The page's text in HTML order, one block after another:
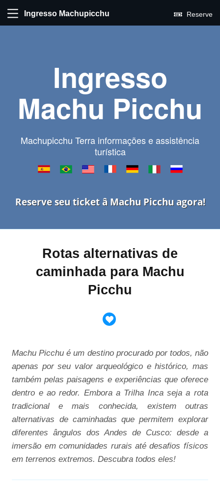
Ingresso Machupicchu Reserve
Ingresso
Machu Picchu
Machupicchu Terra informações e assistência
turística
Reserve seu ticket â Machu Picchu agora!
Rotas alternativas de
caminhada para Machu
Picchu
Machu Picchu é um destino procurado por todos, não
apenas por seu valor arqueológico e histórico, mas
também pelas paisagens e experiências que oferece
dentro e ao redor. Embora a Trilha Inca seja a rota
tradicional e mais conhecida, existem outras
alternativas de caminhadas que permitem explorar
diferentes ângulos dos Andes de Cusco: desde a
imersão em comunidades rurais até desafios físicos
em terrenos extremos. Descubra todos eles!